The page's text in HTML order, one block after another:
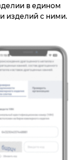
в едином
изделий с ними.